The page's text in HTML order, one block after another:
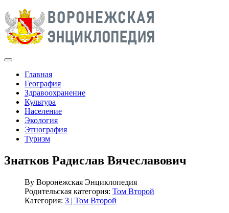
Главная
География
Здравоохранение
Культура
Население
Экология
Этнография
Туризм
Знатков Радислав Вячеславович
By Воронежская Энциклопедия
Родительская категория: Том Второй
Категория: З | Том Второй